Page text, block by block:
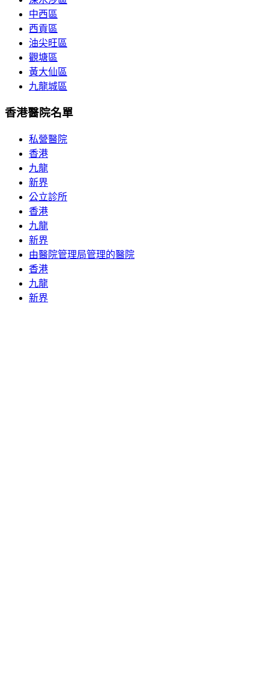
中西區
西貢區
油尖旺區
觀塘區
黃大仙區
九龍城區
香港醫院名單
私營醫院
香港
九龍
新界
公立診所
香港
九龍
新界
由醫院管理局管理的醫院
香港
九龍
新界